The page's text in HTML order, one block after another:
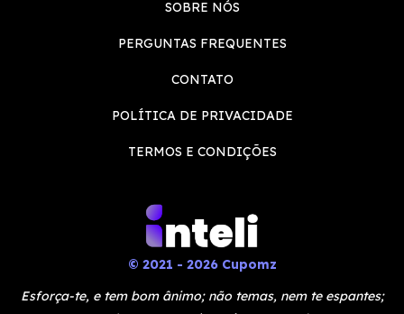
SOBRE NÓS
PERGUNTAS FREQUENTES
CONTATO
POLÍTICA DE PRIVACIDADE
TERMOS E CONDIÇÕES
© 2021 - 2026 Cupomz
Esforça-te, e tem bom ânimo; não temas, nem te espantes;